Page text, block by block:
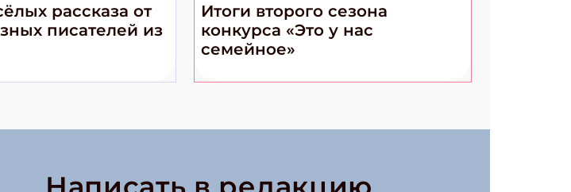
рассказа от
писателей из
Итоги второго сезона
конкурса «Это у нас
семейное»